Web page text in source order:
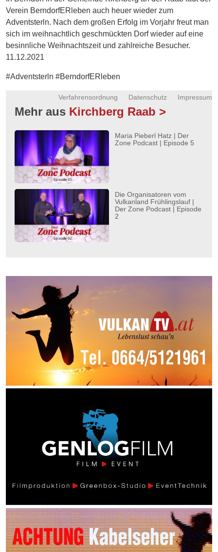
Energie
Schnöll
gfrogt
Zonen
Verein BerndorfERleben auch heuer wieder zum
Adventsterln. Nach dem großen Erfolg im Vorjahr freut man
sich im weihnachtlich geschmückten Dorf wieder auf eine
besinnliche Weihnachtszeit und zahlreiche Besucher.
11.12.2021
#Adventsterln #BerndorfERleben
Impressum
Datenschutz
Verfahrensordnung
Mehr aus Kirchberg Raab >
Maria Pieberl Hatz | Der
Zone Podcast | Episode 5
Die Organisatoren vom
Vulkanland Frühlingslauf |
Der Zone Podcast | Episode
2